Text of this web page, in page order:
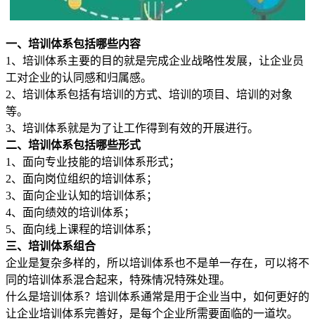
一、培训体系包括哪些内容
1、培训体系主要的目的就是完成企业战略性发展，让企业员
工对企业的认同感和归属感。
2、培训体系包括有培训的方式、培训的项目、培训的对象
等。
3、培训体系就是为了让工作得到有效的开展进行。
二、培训体系包括哪些形式
1、面向专业技能的培训体系形式；
2、面向岗位组织的培训体系；
3、面向企业认知的培训体系；
4、面向绩效的培训体系；
5、面向线上课程的培训体系；
三、培训体系组合
企业是复杂多样的，所以培训体系也不是单一存在，可以将不
同的培训体系混合起来，特殊情况特殊处理。
什么是培训体系？培训体系通常是用于企业当中，如何更好的
让企业培训体系完善好，是每个企业所需要面临的一道坎。